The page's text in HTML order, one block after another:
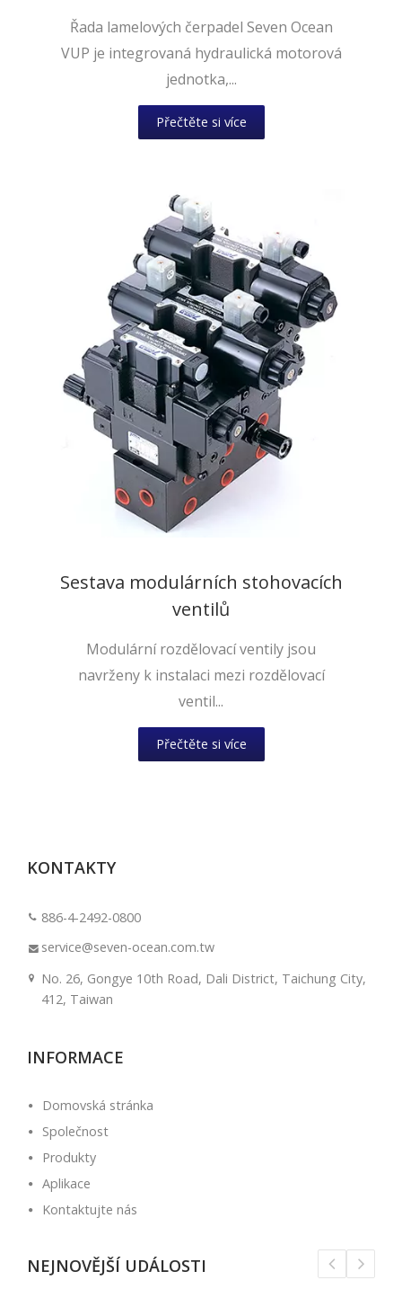
Řada lamelových čerpadel Seven Ocean
VUP je integrovaná hydraulická motorová
jednotka,...
Přečtěte si více
Sestava modulárních stohovacích
ventilů
Modulární rozdělovací ventily jsou
navrženy k instalaci mezi rozdělovací
ventil...
Přečtěte si více
KONTAKTY
886-4-2492-0800
service@seven-ocean.com.tw
No. 26, Gongye 10th Road, Dali District, Taichung City,
412, Taiwan
INFORMACE
Domovská stránka
Společnost
Produkty
Aplikace
Kontaktujte nás
NEJNOVĚJŠÍ UDÁLOSTI